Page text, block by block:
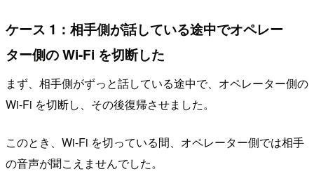
ケース 1：相手側が話している途中でオペレー
ター側の Wi-Fi を切断した
まず、相手側がずっと話している途中で、オペレーター側の
Wi-Fi を切断し、その後復帰させました。
このとき、Wi-Fi を切っている間、オペレーター側では相手
の音声が聞こえませんでした。